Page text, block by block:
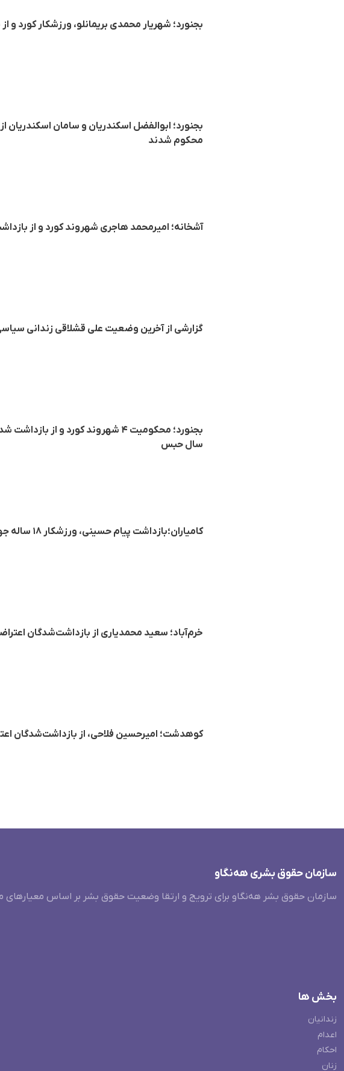
بجنورد؛ شهریار محمدی بریمانلو، ورزشکار
بجنورد؛ ابوالفضل اسکندریان و سامان
محکوم شدند
آشخانه؛ امیرمحمد هاجری شهروند کورد و از
گزارشی از آخرین وضعیت علی قشلاقی زندانی
سال حبس
کامیاران؛بازداشت پیام حسینی، ورزشکار ۱۸ ساله جهت اجرای حکم حبس
خرم‌آباد؛ سعید محمدیاری از بازداشت‌شدگان اعتراضات دی ‌ماه به ٨ سال حبس و
کوهدشت؛ امیرحسین فلاحی، از بازداشت‌شدگان اعتراضات دی‌ماه
سازمان حقوق بشری هەنگاو
سازمان حقوق بشر هه‌نگاو برای ترویج و ارتقا وضعیت حقوق بشر بر اساس معیارهای
بخش ها
زندانیان
اعدام
احکام
زنان